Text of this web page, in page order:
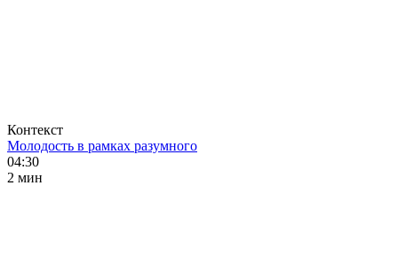
Контекст
Молодость в рамках разумного
04:30
2 мин